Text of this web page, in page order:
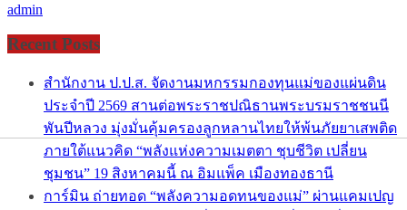
admin
Recent Posts
สำนักงาน ป.ป.ส. จัดงานมหกรรมกองทุนแม่ของแผ่นดิน
ประจำปี 2569 สานต่อพระราชปณิธานพระบรมราชชนนี
พันปีหลวง มุ่งมั่นคุ้มครองลูกหลานไทยให้พ้นภัยยาเสพติด
ภายใต้แนวคิด “พลังแห่งความเมตตา ชุบชีวิต เปลี่ยน
ชุมชน” 19 สิงหาคมนี้ ณ อิมแพ็ค เมืองทองธานี
การ์มิน ถ่ายทอด “พลังความอดทนของแม่” ผ่านแคมเปญ